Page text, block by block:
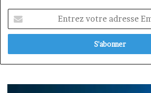
votre
adresse